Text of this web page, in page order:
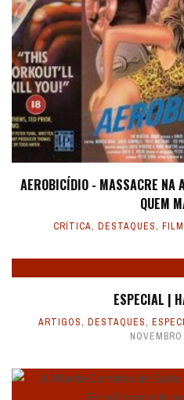
AEROBICÍDIO - MASSACRE NA
QUEM
CRÍTICA, DESTAQUES,
ESPECIAL |
ARTIGOS, DESTAQUES,